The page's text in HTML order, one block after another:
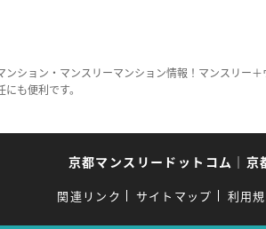
ション・マンスリーマンション情報！マンスリー
も便利です。
京都マンスリードットコム ｜ 京
関連リンク サイトマップ 利用